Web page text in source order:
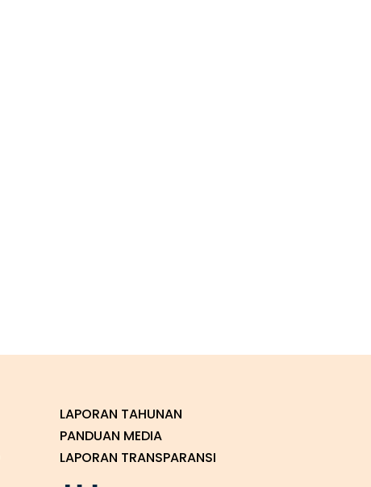
LAPORAN TAHUNAN
PANDUAN MEDIA
LAPORAN TRANSPARANSI